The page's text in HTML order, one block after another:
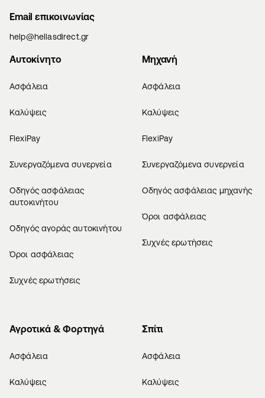
Email επικοινωνίας
help@hellasdirect.gr
Αυτοκίνητο
Ασφάλεια
Καλύψεις
FlexiPay
Συνεργαζόμενα συνεργεία
Οδηγός ασφάλειας
αυτοκινήτου
Οδηγός αγοράς αυτοκινήτου
Όροι ασφάλειας
Συχνές ερωτήσεις
Μηχανή
Ασφάλεια
Καλύψεις
FlexiPay
Συνεργαζόμενα συνεργεία
Οδηγός ασφάλειας μηχανής
Όροι ασφάλειας
Συχνές ερωτήσεις
Αγροτικά & Φορτηγά
Ασφάλεια
Καλύψεις
Σπίτι
Ασφάλεια
Καλύψεις